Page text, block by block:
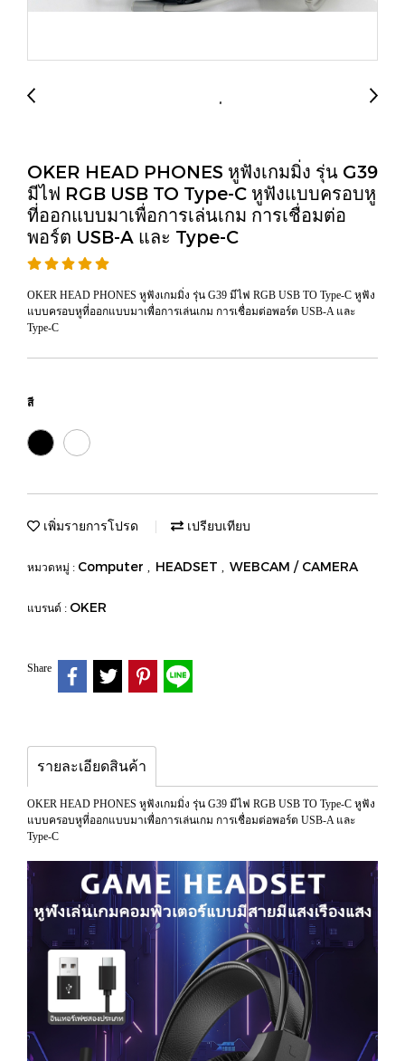
OKER HEAD PHONES หูฟังเกมมิ่ง รุ่น G39
มีไฟ RGB USB TO Type-C หูฟังแบบครอบหู
ที่ออกแบบมาเพื่อการเล่นเกม การเชื่อมต่อ
พอร์ต USB-A และ Type-C
OKER HEAD PHONES หูฟังเกมมิ่ง รุ่น G39 มีไฟ RGB USB TO Type-C หูฟัง
แบบครอบหูที่ออกแบบมาเพื่อการเล่นเกม การเชื่อมต่อพอร์ต USB-A และ
Type-C
สี
เพิ่มรายการโปรด เปรียบเทียบ
หมวดหมู่ : Computer , HEADSET , WEBCAM / CAMERA
แบรนด์ : OKER
Share
รายละเอียดสินค้า
OKER HEAD PHONES หูฟังเกมมิ่ง รุ่น G39 มีไฟ RGB USB TO Type-C หูฟัง
แบบครอบหูที่ออกแบบมาเพื่อการเล่นเกม การเชื่อมต่อพอร์ต USB-A และ
Type-C